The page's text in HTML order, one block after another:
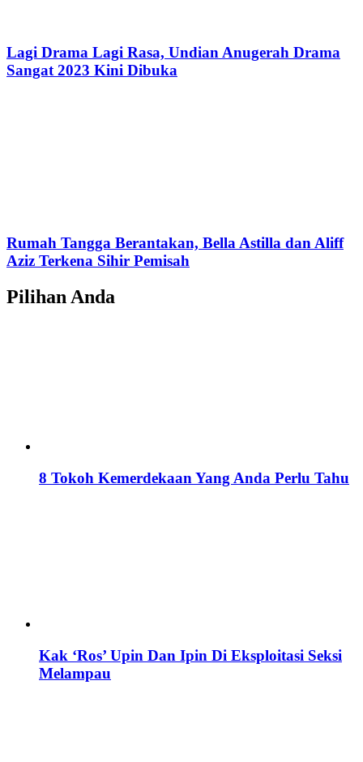
Lagi Drama Lagi Rasa, Undian Anugerah Drama
Sangat 2023 Kini Dibuka
Rumah Tangga Berantakan, Bella Astilla dan Aliff
Aziz Terkena Sihir Pemisah
Pilihan Anda
8 Tokoh Kemerdekaan Yang Anda Perlu Tahu
Kak ‘Ros’ Upin Dan Ipin Di Eksploitasi Seksi
Melampau